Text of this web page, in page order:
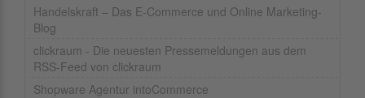
Handelskraft – Das E-Commerce und Online Marketing-
Blog
clickraum - Die neuesten Pressemeldungen aus dem
RSS-Feed von clickraum
Shopware Agentur intoCommerce